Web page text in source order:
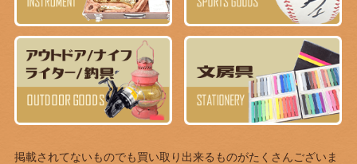
掲載されてないものでも買い取り出来るものがたくさんございま